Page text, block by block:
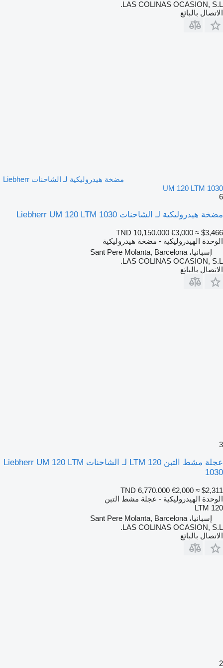
LAS COLINAS OCASION, S.L.
الاتصال بالبائع
مضخة هيدروليكية لـ الشاحنات Liebherr
UM 120 LTM 1030
6
مضخة هيدروليكية لـ الشاحنات Liebherr UM 120 LTM 1030
TND 10,150.000 €3,000 ≈ $3,466
الوحدة الهيدروليكية - مضخة هيدروليكية
إسبانيا، Sant Pere Molanta, Barcelona
LAS COLINAS OCASION, S.L.
الاتصال بالبائع
3
عجلة مشط التبن LTM 120 لـ الشاحنات Liebherr UM 120 LTM
1030
TND 6,770.000 €2,000 ≈ $2,311
الوحدة الهيدروليكية - عجلة مشط التبن
LTM 120
إسبانيا، Sant Pere Molanta, Barcelona
LAS COLINAS OCASION, S.L.
الاتصال بالبائع
2